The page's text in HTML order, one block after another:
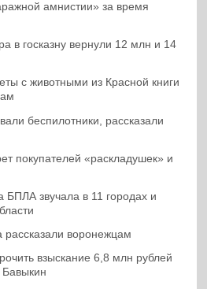
амнистии» за время
в госказну вернули 12 млн и 14
с животными из Красной книги
беспилотники, рассказали
покупателей «раскладушек» и
БПЛА звучала в 11 городах и
рассказали воронежцам
взыскание 6,8 млн рублей